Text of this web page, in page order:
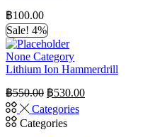
฿100.00
Sale! 4%
None Category
Lithium Ion Hammerdrill
฿550.00 Original
price
was:
฿550.00.
฿530.00Current
price
Categories
Categories